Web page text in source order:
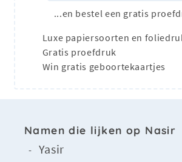
...en bestel een gratis
Luxe papiersoorten en
Gratis proefdruk
Win gratis geboortekaartjes
Namen die lijken op Nasir
- Yasir